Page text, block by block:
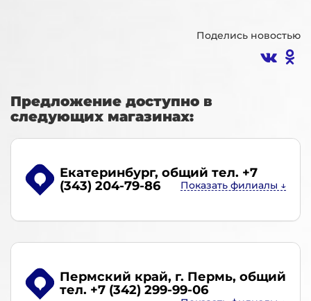
Поделись новостью
Предложение доступно в
следующих магазинах:
Екатеринбург, общий тел. +7
(343) 204-79-86
Пермский край, г. Пермь, общий
тел. +7 (342) 299-99-06